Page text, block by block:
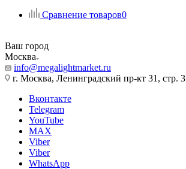
Сравнение товаров0
Ваш город
Москва
info@megalightmarket.ru
г. Москва, Ленинградский пр-кт 31, стр. 3
Вконтакте
Telegram
YouTube
MAX
Viber
Viber
WhatsApp